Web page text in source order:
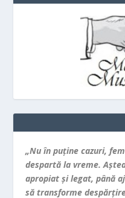
„Nu în puţine cazuri,
despartă la vreme.
apropiat şi legat, până
să transforme